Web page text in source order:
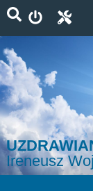
Ireneusz